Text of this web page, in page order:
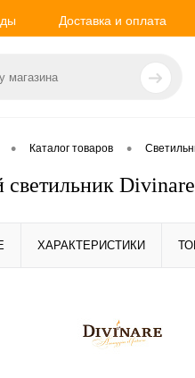
Доставка и оплата
• Каталог товаров •
светильник
ХАРАКТЕРИСТИКИ